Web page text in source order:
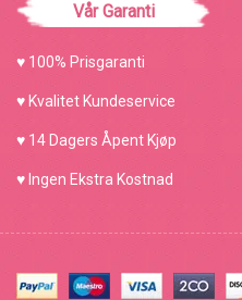
Vår Garanti
♥ 100% Prisgaranti
♥ Kvalitet Kundeservice
♥ 14 Dagers Åpent Kjøp
♥ Ingen Ekstra Kostnad